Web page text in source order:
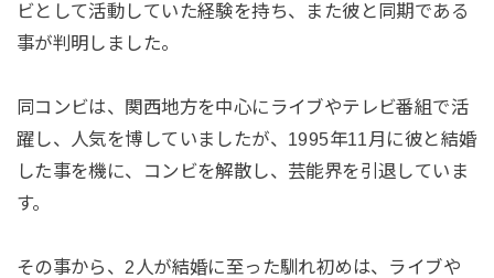
ビとして活動していた経験を持ち、また彼と同期である
事が判明しました。
同コンビは、関西地方を中心にライブやテレビ番組で活
躍し、人気を博していましたが、1995年11月に彼と結婚
した事を機に、コンビを解散し、芸能界を引退していま
す。
その事から、2人が結婚に至った馴れ初めは、ライブや